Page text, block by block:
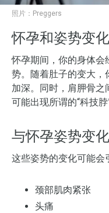
照片： Preggers
怀孕和姿势变
怀孕期间，你的身体会
势。随着肚子的变大，
加深。同时，肩胛骨
可能出现所谓的“科技脖”
与怀孕姿势变
这些姿势的变化可能会
颈部肌肉紧张
头痛